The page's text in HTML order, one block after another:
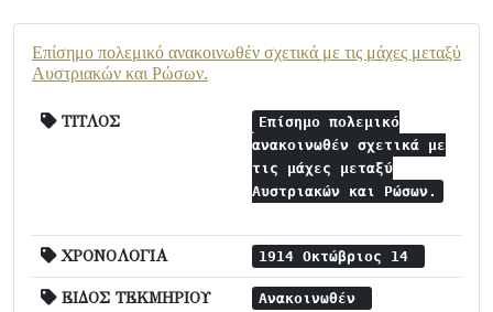
Επίσημο πολεμικό ανακοινωθέν σχετικά με τις μάχες μεταξύ
Αυστριακών και Ρώσων.
ΤΙΤΛΟΣ
Επίσημο πολεμικό
ανακοινωθέν σχετικά με
τις μάχες μεταξύ
Αυστριακών και Ρώσων.
ΧΡΟΝΟΛΟΓΙΑ 1914 Οκτώβριος 14
ΕΙΔΟΣ ΤΕΚΜΗΡΙΟΥ Ανακοινωθέν